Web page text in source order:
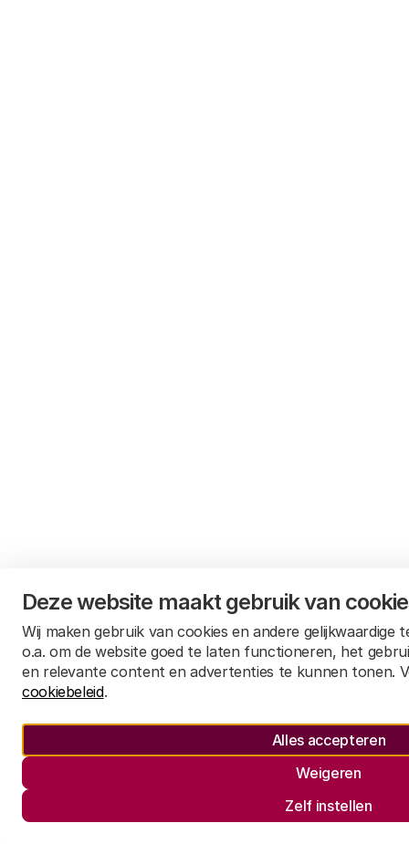
Deze website maakt gebruik van
Wij maken gebruik van cookies en andere gelijkwaardige
o.a. om de website goed te laten functioneren, het
en relevante content en advertenties te kunnen tonen.
cookiebeleid.
Alles accepteren
Weigeren
Zelf instellen